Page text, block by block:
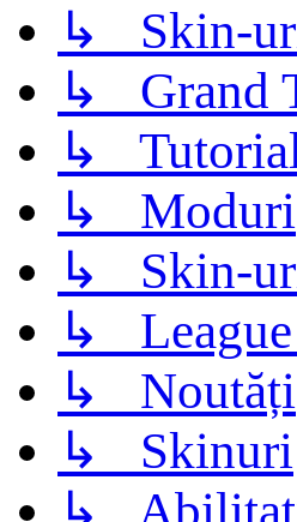
↳ Skin-
↳ Grand
↳
↳ Moduri
↳ Skin-
↳ League
↳ Noutăți
↳ Skinuri
↳